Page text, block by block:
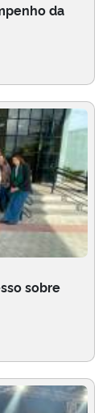
da
sobre